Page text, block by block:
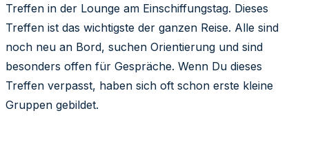
Treffen in der Lounge am Einschiffungstag. Dieses
Treffen ist das wichtigste der ganzen Reise. Alle sind
noch neu an Bord, suchen Orientierung und sind
besonders offen für Gespräche. Wenn Du dieses
Treffen verpasst, haben sich oft schon erste kleine
Gruppen gebildet.